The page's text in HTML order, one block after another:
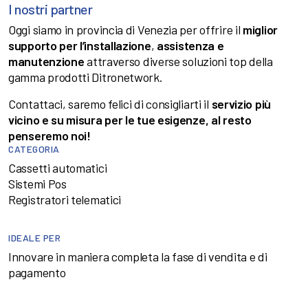
I nostri partner
Oggi siamo in provincia di Venezia per offrire il miglior
supporto per l’installazione, assistenza e
manutenzioneattraverso diverse soluzioni top della
gamma prodotti Ditronetwork.
Contattaci, saremo felici di consigliarti il servizio più
vicino e su misura per le tue esigenze, al resto
penseremo noi!
CATEGORIA
Cassetti automatici
Sistemi Pos
Registratori telematici
IDEALE PER
Innovare in maniera completa la fase di vendita e di
pagamento